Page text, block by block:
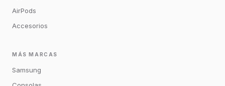
AirPods
Accesorios
MÁS MARCAS
Samsung